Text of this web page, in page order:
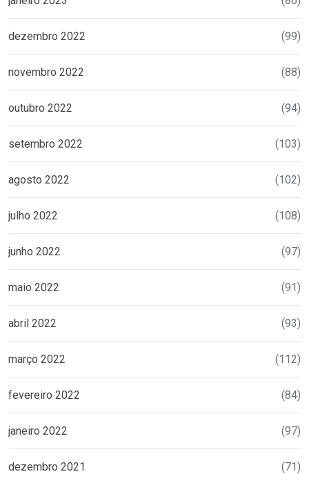
dezembro 2022 (99)
novembro 2022 (88)
outubro 2022 (94)
setembro 2022 (103)
agosto 2022 (102)
julho 2022 (108)
junho 2022 (97)
maio 2022 (91)
abril 2022 (93)
março 2022 (112)
fevereiro 2022 (84)
janeiro 2022 (97)
dezembro 2021 (71)